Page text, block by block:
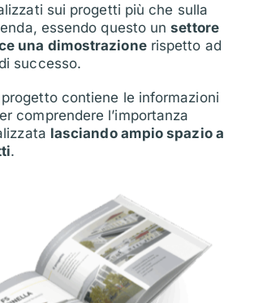
sui progetti più che sulla
essendo questo unsettore
una dimostrazionerispetto ad
successo.
contiene le informazioni
comprendere l’importanza
lasciando ampio spazio a
.